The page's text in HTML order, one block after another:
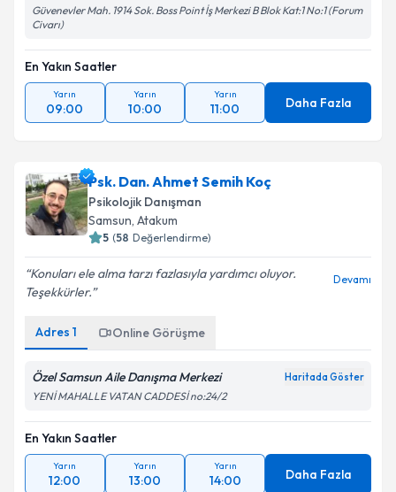
Güvenevler Mah. 1914 Sok. Boss Point İş Merkezi B Blok Kat:1 No:1 (Forum
Civarı)
En Yakın Saatler
Yarın
09:00
Yarın
10:00
Yarın
11:00 Daha Fazla
Psk. Dan. Ahmet Semih Koç
Psikolojik Danışman
Samsun, Atakum
5 (58 Değerlendirme)
Konuları ele alma tarzı fazlasıyla yardımcı oluyor.
Teşekkürler.
Devamı
Adres 1 Online Görüşme
Özel Samsun Aile Danışma Merkezi Haritada Göster
YENİ MAHALLE VATAN CADDESİ no:24/2
En Yakın Saatler
Yarın
12:00
Yarın
13:00
Yarın
14:00 Daha Fazla